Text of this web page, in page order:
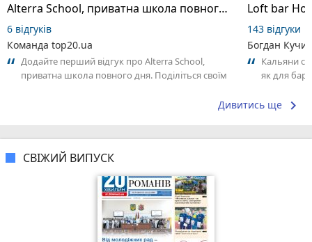
Alterra School, приватна школа повного дня
6 відгуків
Команда top20.ua
Додайте перший відгук про Alterra School,
приватна школа повного дня. Поділіться своїм
Loft bar
143 відгуки
Богдан
Кальяни
як для
Дивитись ще keyboard_arrow_right
СВІЖИЙ ВИПУСК